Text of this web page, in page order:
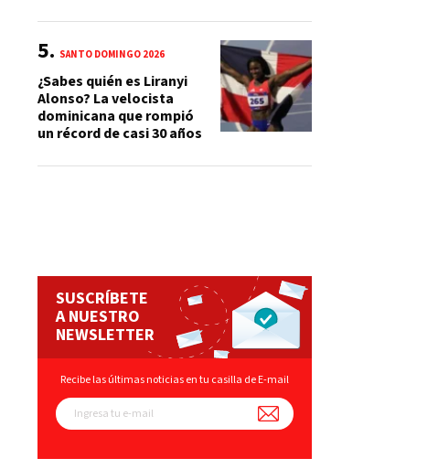
SANTO DOMINGO 2026
¿Sabes quién es Liranyi
Alonso? La velocista
dominicana que rompió
un récord de casi 30 años
SUSCRÍBETE
A NUESTRO
NEWSLETTER
Recibe las últimas noticias en tu casilla de E-mail